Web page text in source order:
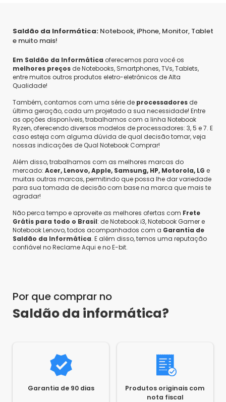
Saldão da Informática: Notebook, iPhone, Monitor, Tablet
e muito mais!
Em Saldão da Informática oferecemos para você os
melhores preços de Notebooks, Smartphones, TVs, Tablets,
entre muitos outros produtos eletro-eletrônicos de Alta
Qualidade!
Também, contamos com uma série de processadores de
última geração, cada um projetado a sua necessidade! Entre
as opções disponíveis, trabalhamos com a linha Notebook
Ryzen, oferecendo diversos modelos de processadores: 3, 5 e 7. E
caso esteja com alguma dúvida de qual decisão tomar, veja
nossas indicações de Qual Notebook Comprar!
Além disso, trabalhamos com as melhores marcas do
mercado: Acer, Lenovo, Apple, Samsung, HP, Motorola, LG e
muitas outras marcas, permitindo que possa lhe dar variedade
para sua tomada de decisão com base na marca que mais te
agradar!
Não perca tempo e aproveite as melhores ofertas com Frete
Grátis para todo o Brasil: de Notebook i3, Notebook Gamer e
Notebook Lenovo, todos acompanhados com a Garantia de
Saldão da Informática. E além disso, temos uma reputação
confiável no Reclame Aqui e no E-bit.
Por que comprar no
Saldão da informática?
Garantia de 90 dias
Produtos originais com
nota fiscal